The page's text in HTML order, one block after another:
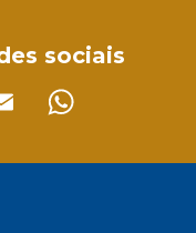
sociais